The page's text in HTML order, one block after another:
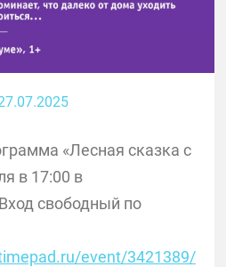
«Лесная сказка с
в 17:00 в
свободный по
event/3421389/